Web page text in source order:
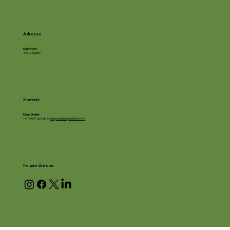
Adresse
Dellhof 699
4312 Magden
Kontakt
Diego Stalder
+41 (0)79 259 08 13diego.stalder@dellhof699.ch
Folgen Sie uns: